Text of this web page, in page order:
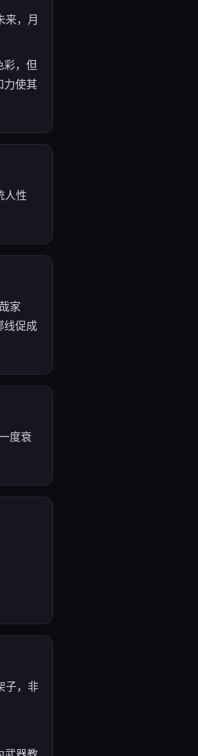
来，月
，但
力使其
人性
家
线促成
度衰
子，非